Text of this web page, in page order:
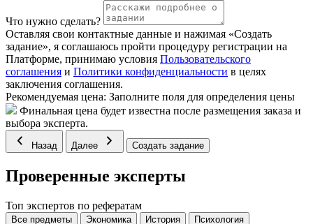
Что нужно сделать?
Оставляя свои контактные данные и нажимая «Создать
задание», я соглашаюсь пройти процедуру регистрации на
Платформе, принимаю условия Пользовательского
соглашения и Политики конфиденциальности в целях
заключения соглашения.
Рекомендуемая цена: Заполните поля для определения цены
Финальная цена будет известна после размещения заказа и
выбора эксперта.
Назад Далее Создать задание
Проверенные эксперты
Топ экспертов по рефератам
Все предметы Экономика История
Психология